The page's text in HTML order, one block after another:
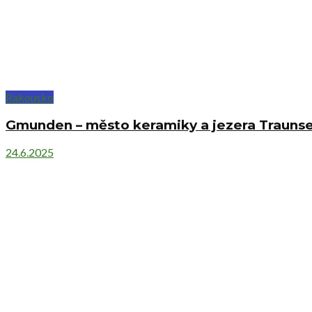
Rakousko
Gmunden – město keramiky a jezera
24.6.2025